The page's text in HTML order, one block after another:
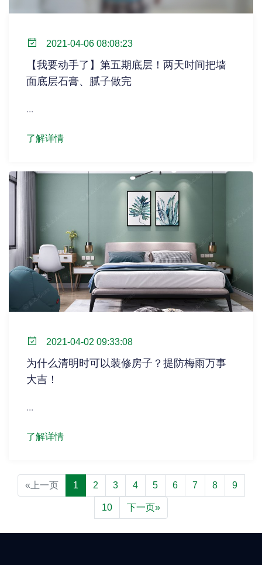
2021-04-06 08:08:23
【我要动手了】第五期底层！两天时间把墙
面底层石膏、腻子做完
...
了解详情
2021-04-02 09:33:08
为什么清明时可以装修房子？提防梅雨万事
大吉！
...
了解详情
«上一页 1 2 3 4 5 6 7 8 9
10 下一页»